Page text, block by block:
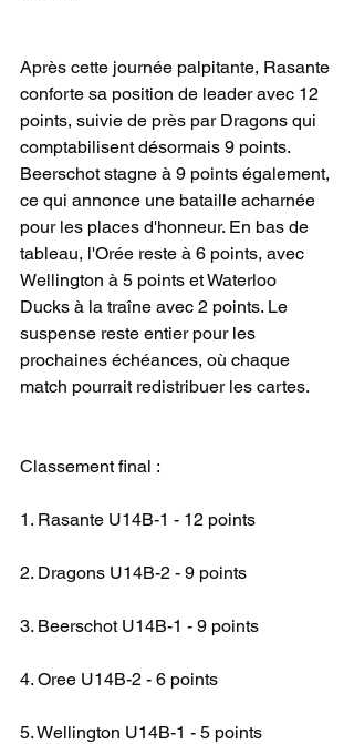
Après cette journée palpitante, Rasante
conforte sa position de leader avec 12
points, suivie de près par Dragons qui
comptabilisent désormais 9 points.
Beerschot stagne à 9 points également,
ce qui annonce une bataille acharnée
pour les places d'honneur. En bas de
tableau, l'Orée reste à 6 points, avec
Wellington à 5 points et Waterloo
Ducks à la traîne avec 2 points. Le
suspense reste entier pour les
prochaines échéances, où chaque
match pourrait redistribuer les cartes.
Classement final :
1. Rasante U14B-1 - 12 points
2. Dragons U14B-2 - 9 points
3. Beerschot U14B-1 - 9 points
4. Oree U14B-2 - 6 points
5. Wellington U14B-1 - 5 points